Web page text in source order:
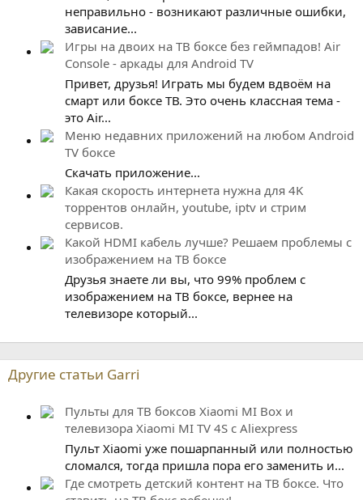
неправильно - возникают различные ошибки,
зависание...
Игры на двоих на ТВ боксе без геймпадов! Air
Console - аркады для Android TV
Привет, друзья! Играть мы будем вдвоём на
смарт или боксе ТВ. Это очень классная тема -
это Air...
Меню недавних приложений на любом Android
TV боксе
Скачать приложение...
Какая скорость интернета нужна для 4K
торрентов онлайн, youtube, iptv и стрим
сервисов.
Какой HDMI кабель лучше? Решаем проблемы с
изображением на ТВ боксе
Друзья знаете ли вы, что 99% проблем с
изображением на ТВ боксе, вернее на
телевизоре который...
Другие статьи Garri
Пульты для ТВ боксов Xiaomi MI Box и
телевизора Xiaomi MI TV 4S с Aliexpress
Пульт Xiaomi уже пошарпанный или полностью
сломался, тогда пришла пора его заменить и...
Где смотреть детский контент на ТВ боксе. Что